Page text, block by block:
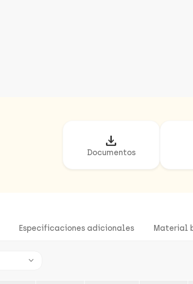
download
Documentos
Especificaciones adicionales Material
keyboard_arrow_down